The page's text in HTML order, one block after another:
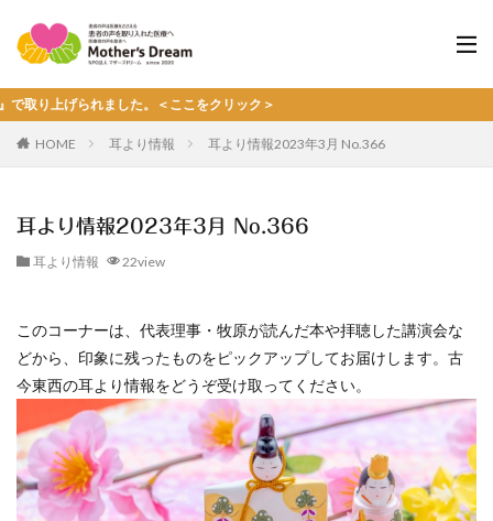
られました。＜ここをクリック＞
HOME 耳より情報 耳より情報2023年3月 No.366
耳より情報2023年3月 No.366
耳より情報 22view
このコーナーは、代表理事・牧原が読んだ本や拝聴した講演会な
どから、印象に残ったものをピックアップしてお届けします。古
今東西の耳より情報をどうぞ受け取ってください。